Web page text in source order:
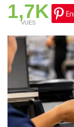
1,7K
VUES